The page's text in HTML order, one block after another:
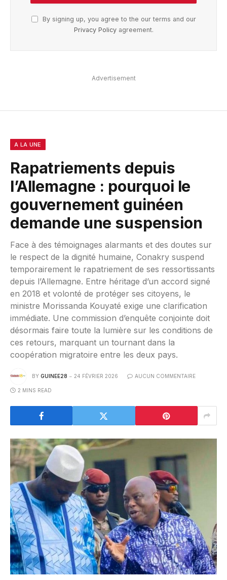
By signing up, you agree to the our terms and our
Privacy Policyagreement.
Advertisement
A LA UNE
Rapatriements depuis
l’Allemagne : pourquoi le
gouvernement guinéen
demande une suspension
Face à des témoignages alarmants et des doutes sur
le respect de la dignité humaine, Conakry suspend
temporairement le rapatriement de ses ressortissants
depuis l’Allemagne. Entre héritage d’un accord signé
en 2018 et volonté de protéger ses citoyens, le
ministre Morissanda Kouyaté exige une clarification
immédiate. Une commission d’enquête conjointe doit
désormais faire toute la lumière sur les conditions de
ces retours, marquant un tournant dans la
coopération migratoire entre les deux pays.
BY GUINEE28 24 FÉVRIER 2026 AUCUN COMMENTAIRE
2 MINS READ